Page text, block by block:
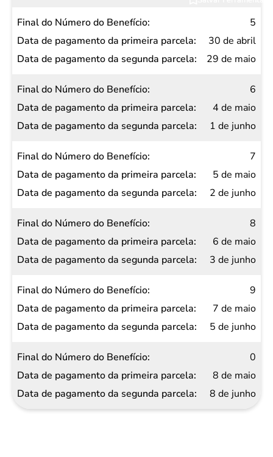
5
30 de abril
29 de maio
6
4 de maio
1 de junho
7
5 de maio
2 de junho
8
6 de maio
3 de junho
9
7 de maio
5 de junho
0
8 de maio
8 de junho